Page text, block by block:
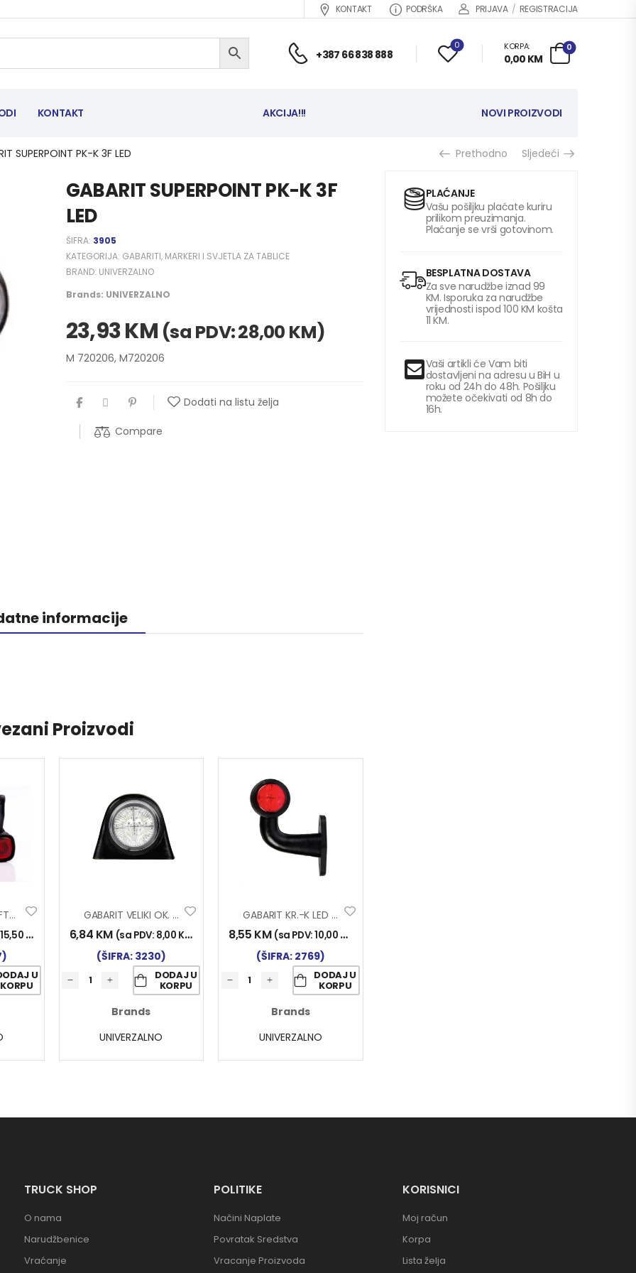
KONTAKT PODRŠKA PRIJAVA / REGISTRACIJA
+387 66 838 888
0 KORPA:
0,00 KM
0
KONTAKT AKCIJA!!! NOVI PROIZVODI
SUPERPOINT PK-K 3F LED Prethodno Sljedeći
GABARIT SUPERPOINT PK-K 3F
LED
ŠIFRA: 3905
KATEGORIJA: GABARITI, MARKERI I SVJETLA ZA TABLICE
BRAND: UNIVERZALNO
Brands: UNIVERZALNO
23,93KM (sa PDV:28,00 KM)
M 720206, M720206
Dodati na listu želja
Compare
informacije
Proizvodi
GABARIT VISEĆI FT-141 LED
15,50 KM
U
KORPU
GABARIT VELIKI OK. LED NT
6,84 KM (sa PDV: 8,00 KM
(ŠIFRA: 3230)
DODAJ U
KORPU
Brands
UNIVERZALNO
GABARIT KR.-K LED NT
8,55 KM (sa PDV:10,00 KM
(ŠIFRA: 2769)
DODAJ U
KORPU
Brands
UNIVERZALNO
PLAĆANJE
Vašu pošiljku plaćate kuriru
prilikom preuzimanja.
Plaćanje se vrši gotovinom.
BESPLATNA DOSTAVA
Za sve narudžbe iznad 99
KM. Isporuka za narudžbe
vrijednosti ispod 100 KM košta
11 KM.
Vaši artikli će Vam biti
dostavljeni na adresu u BiH u
roku od 24h do 48h. Pošiljku
možete očekivati od 8h do
16h.
TRUCK SHOP
O nama
Narudžbenice
Vraćanje
POLITIKE
Načini Naplate
Povratak Sredstva
Vracanje Proizvoda
KORISNICI
Moj račun
Korpa
Lista želja